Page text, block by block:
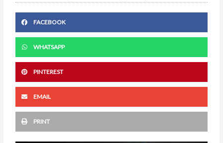
FACEBOOK
WHATSAPP
PINTEREST
EMAIL
PRINT